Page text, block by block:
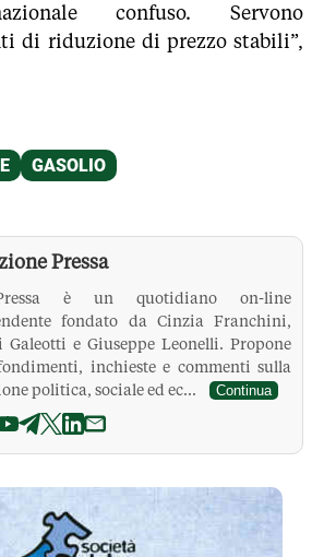
confuso. Servono
di riduzione di prezzo stabili”,
Pressa
è un quotidiano on-line
fondato da Cinzia Franchini,
Galeotti e Giuseppe Leonelli. Propone
inchieste e commenti sulla
politica, sociale ed ec...
Continua